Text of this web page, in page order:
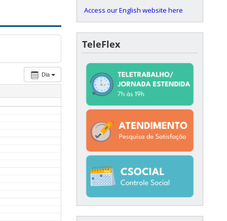
Dia
Access our English website here
TeleFlex